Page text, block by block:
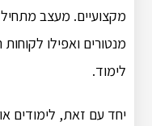
מקצועיים. מעצב
מנטורים ואפילו
לימוד.
יחד עם זאת, לימודים